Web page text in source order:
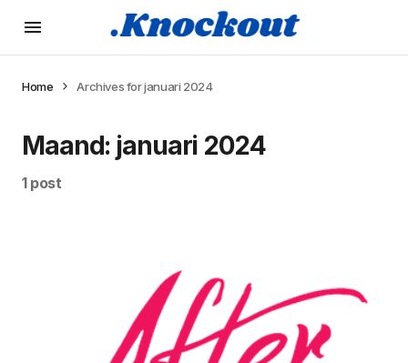
Home Archives for januari 2024
Maand: januari 2024
1 post